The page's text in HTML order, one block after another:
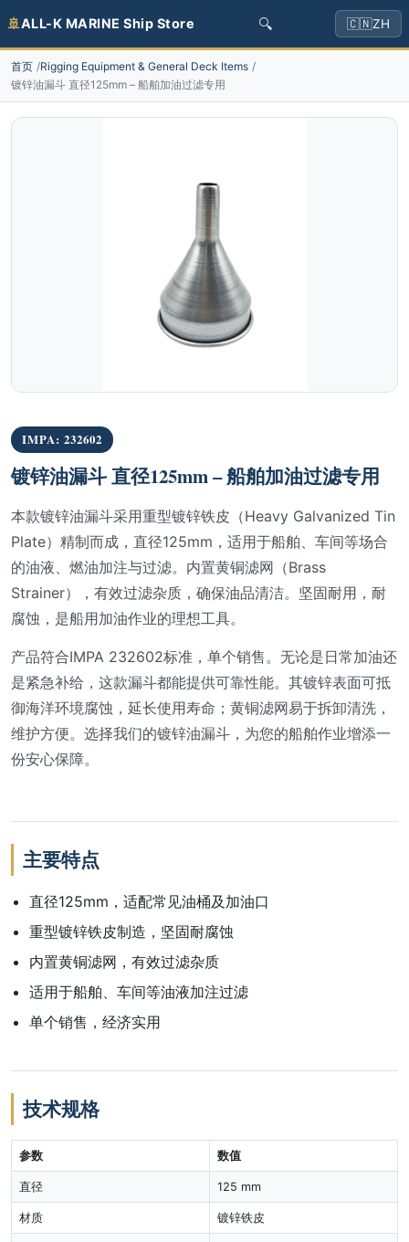
🚢ALL-K MARINE Ship Store 🔍 🇨🇳ZH
首页 Rigging Equipment & General Deck Items
镀锌油漏斗 直径125mm – 船舶加油过滤专用
IMPA: 232602
镀锌油漏斗 直径125mm – 船舶加油过滤专用
本款镀锌油漏斗采用重型镀锌铁皮（Heavy Galvanized Tin
Plate）精制而成，直径125mm，适用于船舶、车间等场合
的油液、燃油加注与过滤。内置黄铜滤网（Brass
Strainer），有效过滤杂质，确保油品清洁。坚固耐用，耐
腐蚀，是船用加油作业的理想工具。
产品符合IMPA 232602标准，单个销售。无论是日常加油还
是紧急补给，这款漏斗都能提供可靠性能。其镀锌表面可抵
御海洋环境腐蚀，延长使用寿命；黄铜滤网易于拆卸清洗，
维护方便。选择我们的镀锌油漏斗，为您的船舶作业增添一
份安心保障。
主要特点
直径125mm，适配常见油桶及加油口
重型镀锌铁皮制造，坚固耐腐蚀
内置黄铜滤网，有效过滤杂质
适用于船舶、车间等油液加注过滤
单个销售，经济实用
技术规格
参数 数值
直径 125 mm
材质 镀锌铁皮